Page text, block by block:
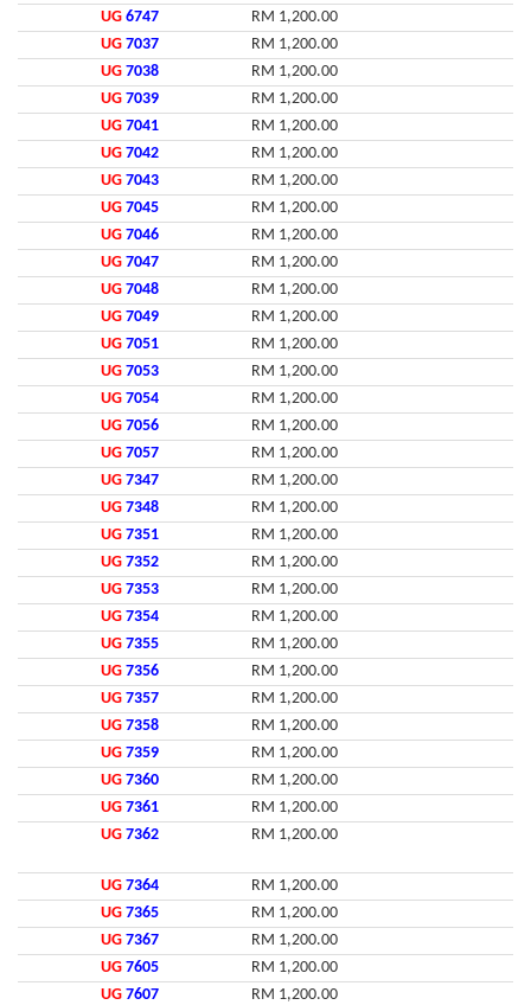
UG 6747
RM 1,200.00
UG 7037
RM 1,200.00
UG 7038
RM 1,200.00
UG 7039
RM 1,200.00
UG 7041
RM 1,200.00
UG 7042
RM 1,200.00
UG 7043
RM 1,200.00
UG 7045
RM 1,200.00
UG 7046
RM 1,200.00
UG 7047
RM 1,200.00
UG 7048
RM 1,200.00
UG 7049
RM 1,200.00
UG 7051
RM 1,200.00
UG 7053
RM 1,200.00
UG 7054
RM 1,200.00
UG 7056
RM 1,200.00
UG 7057
RM 1,200.00
UG 7347
RM 1,200.00
UG 7348
RM 1,200.00
UG 7351
RM 1,200.00
UG 7352
RM 1,200.00
UG 7353
RM 1,200.00
UG 7354
RM 1,200.00
UG 7355
RM 1,200.00
UG 7356
RM 1,200.00
UG 7357
RM 1,200.00
UG 7358
RM 1,200.00
UG 7359
RM 1,200.00
UG 7360
RM 1,200.00
UG 7361
RM 1,200.00
UG 7362 RM 1,200.00
UG 7364
RM 1,200.00
UG 7365
RM 1,200.00
UG 7367
RM 1,200.00
UG 7605
RM 1,200.00
UG 7607
RM 1,200.00